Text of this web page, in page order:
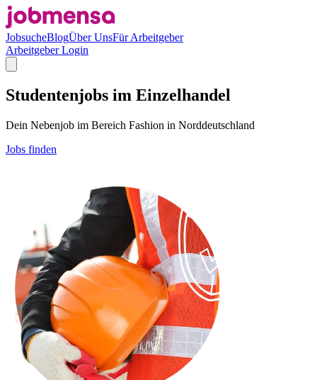
JobsucheBlogÜber UnsFür Arbeitgeber
Arbeitgeber Login
Studentenjobs im Einzelhandel
Dein Nebenjob im Bereich Fashion in Norddeutschland
Jobs finden